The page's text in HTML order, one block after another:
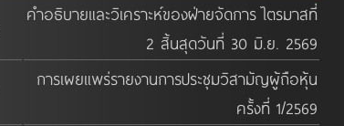
คำอธิบายและวิเคราะห์ของฝ่ายจัดการ ไตรมาสที่
2 สิ้นสุดวันที่ 30 มิ.ย. 2569
การเผยแพร่รายงานการประชุมวิสามัญผู้ถือหุ้น
ครั้งที่ 1/2569